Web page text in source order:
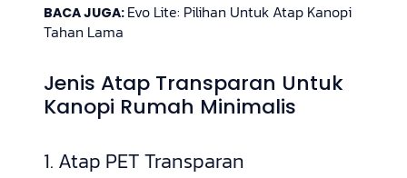
BACA JUGA: Evo Lite: Pilihan Untuk Atap Kanopi
Tahan Lama
Jenis Atap Transparan Untuk
Kanopi Rumah Minimalis
1. Atap PET Transparan